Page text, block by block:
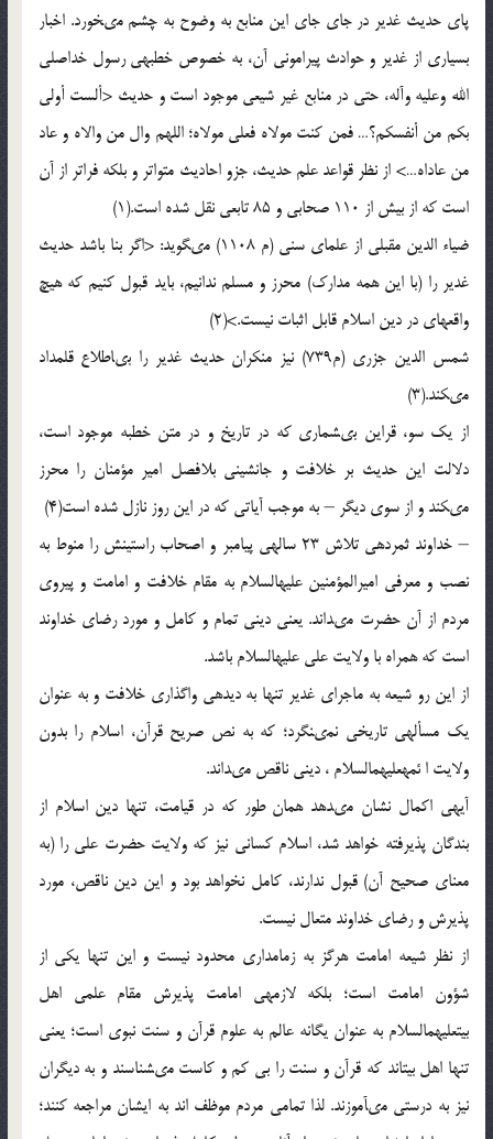
پاى حدیث غدیر در جاى جاى این منابع به وضوح به چشم مى‏خورد. اخبار
بسیارى از غدیر و حوادث پیرامونى آن، به خصوص خطبه‏ى رسول خداصلى
الله وعلیه وآله، حتى در منابع غیر شیعى موجود است و حدیث <ألست أولى
بکم من أنفسکم؟… فمن کنت مولاه فعلى مولاه؛ اللهم وال من والاه و عاد
من عاداه…> از نظر قواعد علم حدیث، جزو احادیث متواتر و بلکه فراتر از آن
است که از بیش از 110 صحابى و 85 تابعى نقل شده است.(1)
ضیاء الدین مقبلى از علماى سنى (م 1108) مى‏گوید: <اگر بنا باشد حدیث
غدیر را (با این همه مدارک) محرز و مسلم ندانیم، باید قبول کنیم که هیچ
واقعه‏اى در دین اسلام قابل اثبات نیست.>(2)
شمس الدین جزرى (م739) نیز منکران حدیث غدیر را بى‏اطلاع قلمداد
مى‏کند.(3)
از یک سو، قراین بى‏شمارى که در تاریخ و در متن خطبه موجود است،
دلالت این حدیث بر خلافت و جانشینى بلافصل امیر مؤمنان را محرز
مى‏کند و از سوى دیگر – به موجب آیاتى که در این روز نازل شده است(4)
– خداوند ثمردهى تلاش 23 ساله‏ى پیامبر و اصحاب راستینش را منوط به
نصب و معرفى امیرالمؤمنین علیه‏السلام به مقام خلافت و امامت و پیروى
مردم از آن حضرت مى‏داند. یعنى دینى تمام و کامل و مورد رضاى خداوند
است که همراه با ولایت على علیه‏السلام باشد.
از این رو شیعه به ماجراى غدیر تنها به دیده‏ى واگذارى خلافت و به عنوان
یک مسأله‏ى تاریخى نمى‏نگرد؛ که به نص صریح قرآن، اسلام را بدون
ولایت ا ئمه‏علیهم‏السلام ، دینى ناقص مى‏داند.
آیه‏ى اکمال نشان مى‏دهد همان طور که در قیامت، تنها دین اسلام از
بندگان پذیرفته خواهد شد، اسلام کسانى نیز که ولایت حضرت على را (به
معناى صحیح آن) قبول ندارند، کامل نخواهد بود و این دین ناقص، مورد
پذیرش و رضاى خداوند متعال نیست.
از نظر شیعه امامت هرگز به زمامدارى محدود نیست و این تنها یکى از
شؤون امامت است؛ بلکه لازمه‏ى امامت پذیرش مقام علمى اهل
بیت‏علیهم‏السلام به عنوان یگانه عالم به علوم قرآن و سنت نبوى است؛ یعنى
تنها اهل بیت‏اند که قرآن و سنت را بى کم و کاست مى‏شناسند و به دیگران
نیز به درستى مى‏آموزند. لذا تمامى مردم موظف اند به ایشان مراجعه کنند؛